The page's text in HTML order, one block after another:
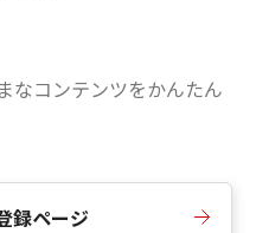
なコンテンツをかんたん
録ページ